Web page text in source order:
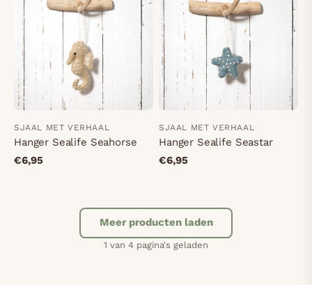
SJAAL MET VERHAAL
Hanger Sealife Seahorse
€6,95
SJAAL MET VERHAAL
Hanger Sealife Seastar
€6,95
Meer producten laden
1 van 4 pagina's geladen